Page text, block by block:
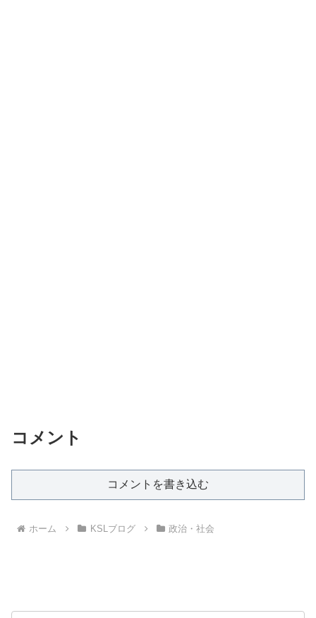
コメント
コメントを書き込む
ホーム KSLブログ 政治・社会